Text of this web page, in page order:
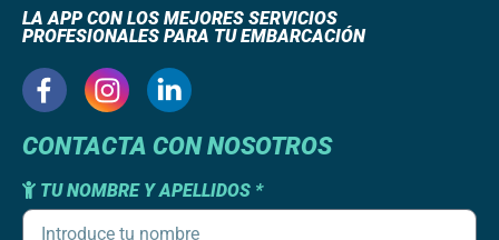
LA APP CON LOS MEJORES SERVICIOS
PROFESIONALES PARA TU EMBARCACIÓN
CONTACTA CON NOSOTROS
TU NOMBRE Y APELLIDOS *